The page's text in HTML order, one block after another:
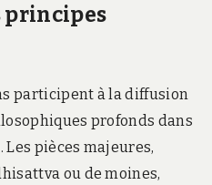
principes
participent à la diffusion
profonds dans
pièces majeures,
ou de moines,